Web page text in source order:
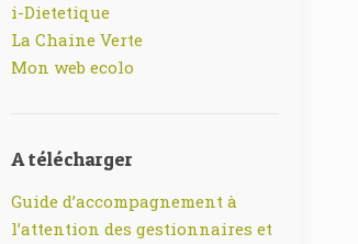
i-Dietetique
La Chaine Verte
Mon web ecolo
A télécharger
Guide d’accompagnement à
l’attention des gestionnaires et